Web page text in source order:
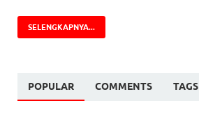
SELENGKAPNYA...
POPULAR COMMENTS TAGS